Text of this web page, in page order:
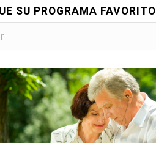
SU PROGRAMA FAVORITO